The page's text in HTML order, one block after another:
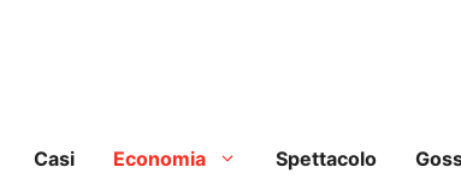
Casi Economia Spettacolo